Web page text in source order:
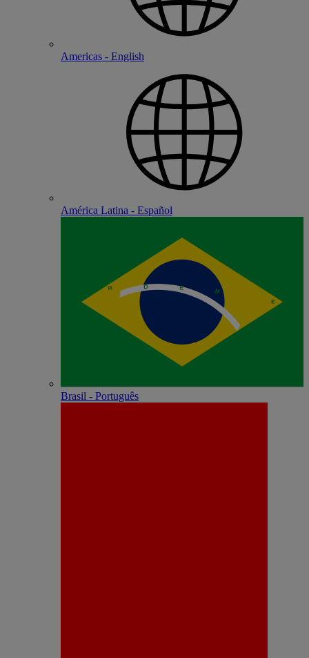
Americas - English
América Latina - Español
Brasil - Português